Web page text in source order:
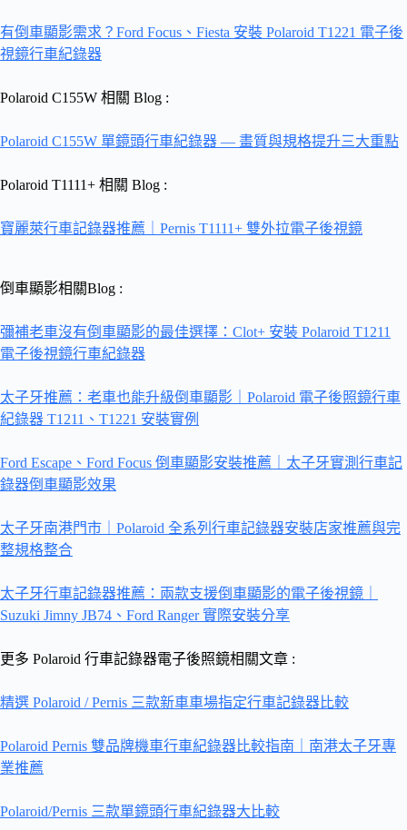
有倒車顯影需求？Ford Focus、Fiesta 安裝 Polaroid T1221 電子後
視鏡行車紀錄器
Polaroid C155W 相關 Blog :
Polaroid C155W 單鏡頭行車紀錄器 — 畫質與規格提升三大重點
Polaroid T1111+ 相關 Blog :
寶麗萊行車記錄器推薦｜Pernis T1111+ 雙外拉電子後視鏡
倒車顯影相關Blog :
彌補老車沒有倒車顯影的最佳選擇：Clot+ 安裝 Polaroid T1211
電子後視鏡行車紀錄器
太子牙推薦：老車也能升級倒車顯影｜Polaroid 電子後照鏡行車
紀錄器 T1211、T1221 安裝實例
Ford Escape、Ford Focus 倒車顯影安裝推薦｜太子牙實測行車記
錄器倒車顯影效果
太子牙南港門市｜Polaroid 全系列行車記錄器安裝店家推薦與完
整規格整合
太子牙行車記錄器推薦：兩款支援倒車顯影的電子後視鏡｜
Suzuki Jimny JB74、Ford Ranger 實際安裝分享
更多 Polaroid 行車記錄器電子後照鏡相關文章 :
精選 Polaroid / Pernis 三款新車車場指定行車記錄器比較
Polaroid Pernis 雙品牌機車行車紀錄器比較指南｜南港太子牙專
業推薦
Polaroid/Pernis 三款單鏡頭行車紀錄器大比較